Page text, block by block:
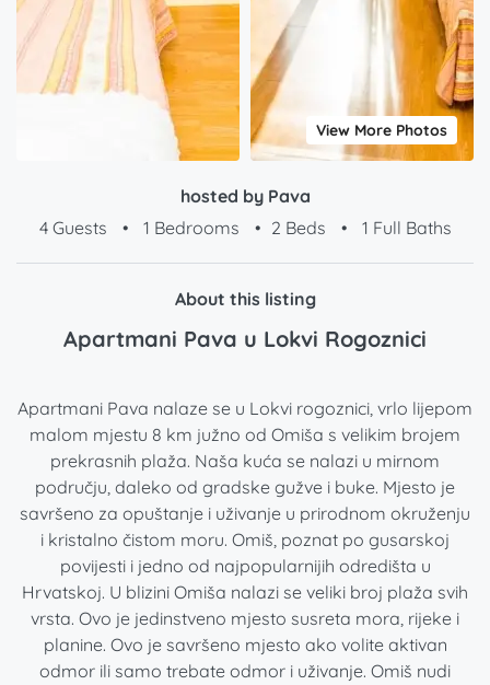
View More Photos
hosted by Pava
4 Guests
• 1 Bedrooms • 2 Beds • 1 Full Baths
About this listing
Apartmani Pava u Lokvi Rogoznici
Apartmani Pava nalaze se u Lokvi rogoznici, vrlo lijepom
malom mjestu 8 km južno od Omiša s velikim brojem
prekrasnih plaža. Naša kuća se nalazi u mirnom
području, daleko od gradske gužve i buke. Mjesto je
savršeno za opuštanje i uživanje u prirodnom okruženju
i kristalno čistom moru. Omiš, poznat po gusarskoj
povijesti i jedno od najpopularnijih odredišta u
Hrvatskoj. U blizini Omiša nalazi se veliki broj plaža svih
vrsta. Ovo je jedinstveno mjesto susreta mora, rijeke i
planine. Ovo je savršeno mjesto ako volite aktivan
odmor ili samo trebate odmor i uživanje. Omiš nudi